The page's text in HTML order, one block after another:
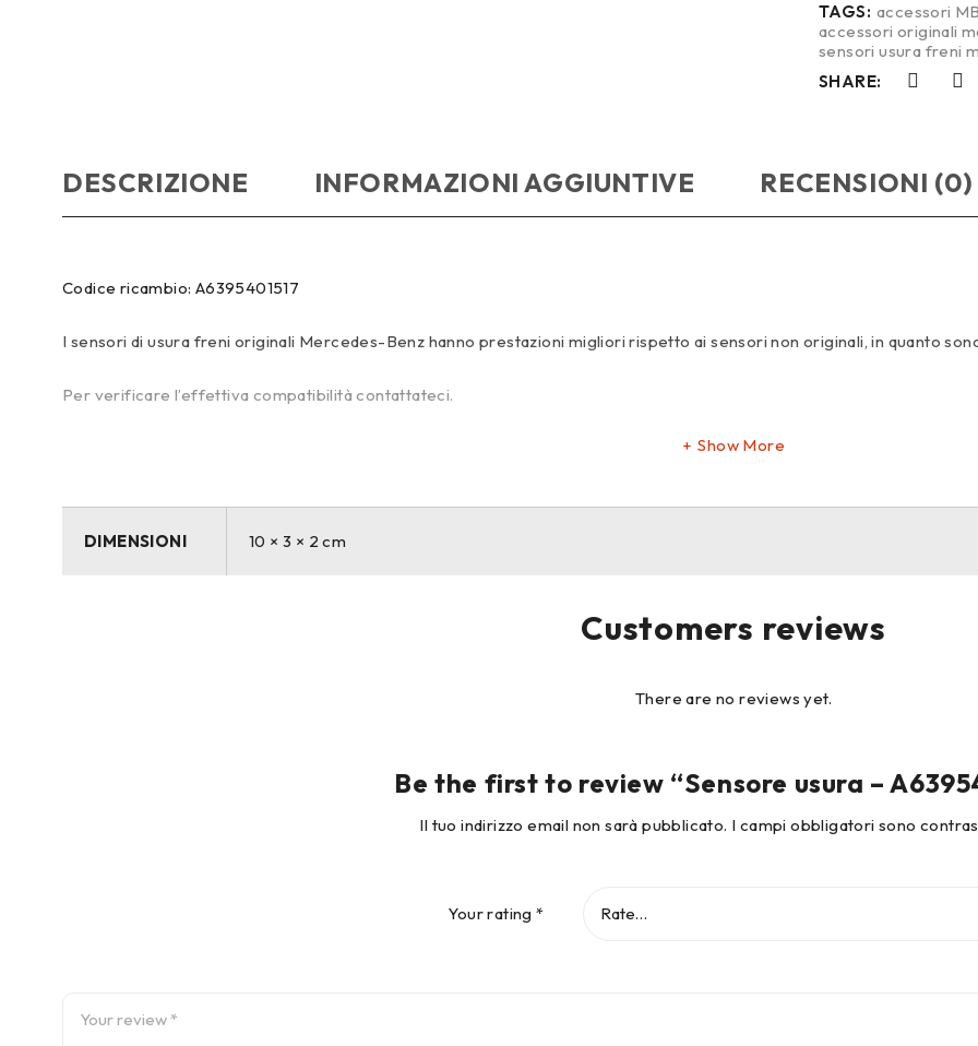
TAGS: accessori MB
accessori originali
sensori usura freni
SHARE:
DESCRIZIONE INFORMAZIONI AGGIUNTIVE RECENSIONI (0)
Codice ricambio: A6395401517
I sensori di usura freni originali Mercedes-Benz hanno prestazioni migliori rispetto ai sensori non originali, in quanto
Per verificare l’effettiva compatibilità contattateci.
Show More
DIMENSIONI 10 × 3 × 2 cm
Customers reviews
There are no reviews yet.
Be the first to review “Sensore usura –
Il tuo indirizzo email non sarà pubblicato. I campi obbligatori sono
Your rating*